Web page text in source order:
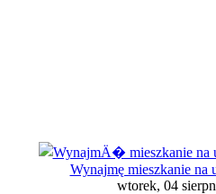
Wynajmę mieszkanie na
wtorek, 04